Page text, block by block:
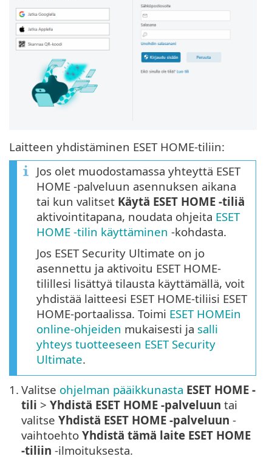
Laitteen yhdistäminen ESET HOME-tiliin:
Jos olet muodostamassa yhteyttä ESET
HOME -palveluun asennuksen aikana
tai kun valitset Käytä ESET HOME -tiliä
aktivointitapana, noudata ohjeita ESET
HOME -tilin käyttäminen -kohdasta.
Jos ESET Security Ultimate on jo
asennettu ja aktivoitu ESET HOME-
tilillesi lisättyä tilausta käyttämällä, voit
yhdistää laitteesi ESET HOME-tiliisi ESET
HOME-portaalissa. Toimi ESET HOMEin
online-ohjeiden mukaisesti ja salli
yhteys tuotteeseen ESET Security
Ultimate.
1. Valitse ohjelman pääikkunasta ESET HOME -
tili > Yhdistä ESET HOME -palveluun tai
valitse Yhdistä ESET HOME -palveluun -
vaihtoehto Yhdistä tämä laite ESET HOME
-tiliin -ilmoituksesta.